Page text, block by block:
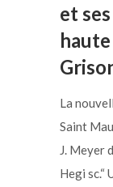
et
La
Saint
J. Meyer
Hegi sc.“